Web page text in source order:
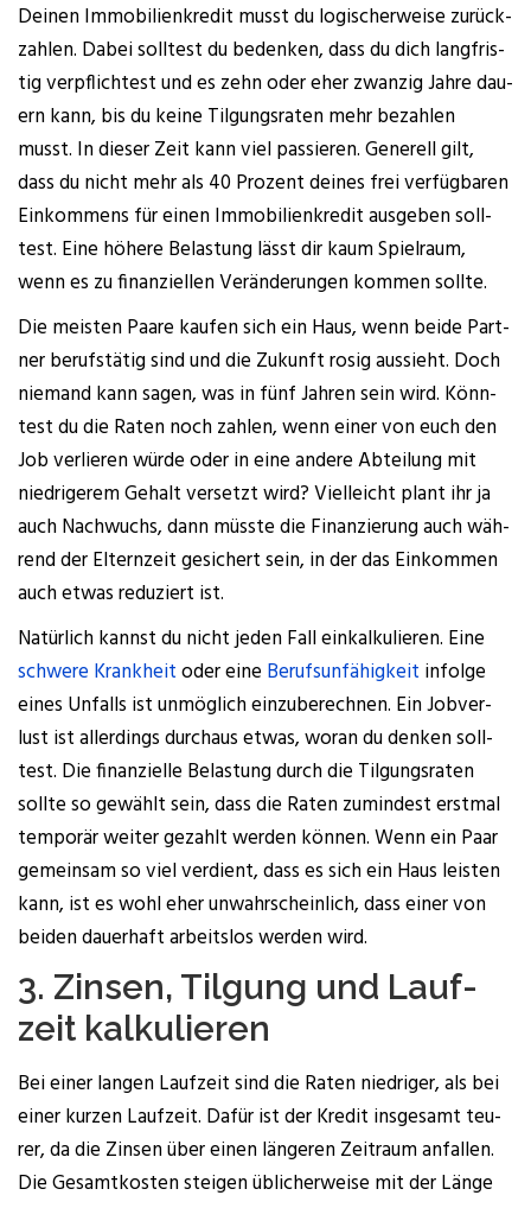
Dei­nen Immo­bi­li­en­kre­dit musst du logi­scher­wei­se zurück­
zah­len. Dabei soll­test du beden­ken, dass du dich lang­fris­
tig ver­pflich­test und es zehn oder eher zwan­zig Jah­re dau­
ern kann, bis du kei­ne Til­gungs­ra­ten mehr bezah­len
musst. In die­ser Zeit kann viel pas­sie­ren. Gene­rell gilt,
dass du nicht mehr als 40 Pro­zent dei­nes frei ver­füg­ba­ren
Ein­kom­mens für einen Immo­bi­li­en­kre­dit aus­ge­ben soll­
test. Eine höhe­re Belas­tung lässt dir kaum Spiel­raum,
wenn es zu finan­zi­el­len Ver­än­de­run­gen kom­men sollte.
Die meis­ten Paa­re kau­fen sich ein Haus, wenn bei­de Part­
ner berufs­tä­tig sind und die Zukunft rosig aus­sieht. Doch
nie­mand kann sagen, was in fünf Jah­ren sein wird. Könn­
test du die Raten noch zah­len, wenn einer von euch den
Job ver­lie­ren wür­de oder in eine ande­re Abtei­lung mit
nied­ri­ge­rem Gehalt ver­setzt wird? Viel­leicht plant ihr ja
auch Nach­wuchs, dann müss­te die Finan­zie­rung auch wäh­
rend der Eltern­zeit gesi­chert sein, in der das Ein­kom­men
auch etwas redu­ziert ist.
Natür­lich kannst du nicht jeden Fall ein­kal­ku­lie­ren. Eine
schwe­re Krank­heitoder eine Berufs­un­fä­hig­keit infol­ge
eines Unfalls ist unmög­lich ein­zu­be­rech­nen. Ein Job­ver­
lust ist aller­dings durch­aus etwas, wor­an du den­ken soll­
test. Die finan­zi­el­le Belas­tung durch die Til­gungs­ra­ten
soll­te so gewählt sein, dass die Raten zumin­dest erst­mal
tem­po­rär wei­ter gezahlt wer­den kön­nen. Wenn ein Paar
gemein­sam so viel ver­dient, dass es sich ein Haus leis­ten
kann, ist es wohl eher unwahr­schein­lich, dass einer von
bei­den dau­er­haft arbeits­los wer­den wird.
3. Zin­sen, Til­gung und Lauf­
zeit kalkulieren
Bei einer lan­gen Lauf­zeit sind die Raten nied­ri­ger, als bei
einer kur­zen Lauf­zeit. Dafür ist der Kre­dit ins­ge­samt teu­
rer, da die Zin­sen über einen län­ge­ren Zeit­raum anfal­len.
Die Gesamt­kos­ten stei­gen übli­cher­wei­se mit der Län­ge